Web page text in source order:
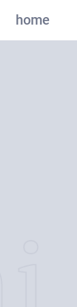
home